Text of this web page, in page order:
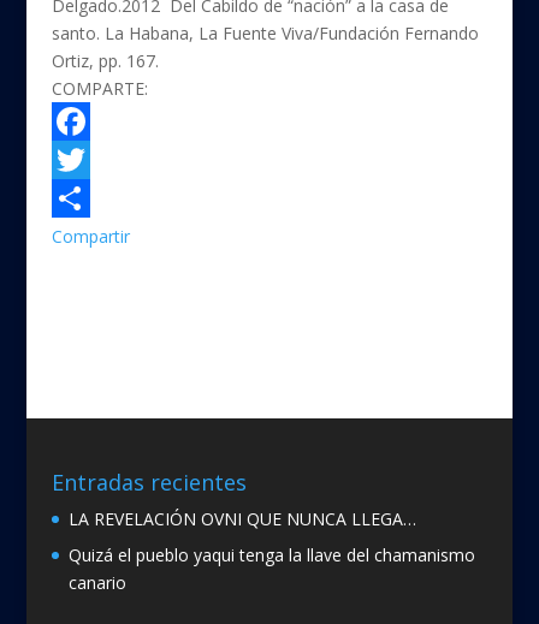
Delgado.2012 Del Cabildo de “nación” a la casa de
santo. La Habana, La Fuente Viva/Fundación Fernando
Ortiz, pp. 167.
COMPARTE:
F
a
c
T
w
Compartir
Entradas recientes
LA REVELACIÓN OVNI QUE NUNCA LLEGA…
Quizá el pueblo yaqui tenga la llave del chamanismo
canario